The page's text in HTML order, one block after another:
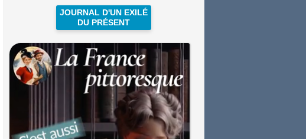
JOURNAL D'UN EXILÉ
DU PRÉSENT